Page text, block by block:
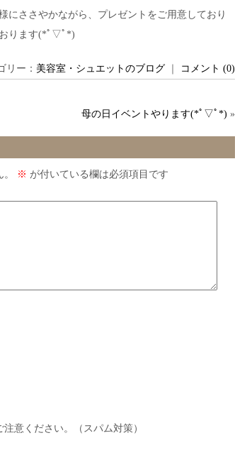
にささやかながら、プレゼントをご用意しており
ります(*ﾟ▽ﾟ*)
リー： 美容室・シュエットのブログ コメント (0)
母の日イベントやります(*ﾟ▽ﾟ*) »
※ が付いている欄は必須項目です
意ください。（スパム対策）